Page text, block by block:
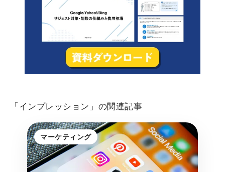
「インプレッション」の関連記事
マーケティング